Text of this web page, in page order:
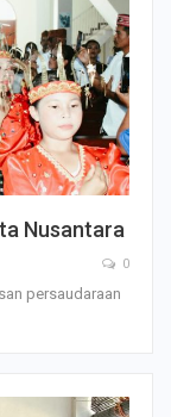
Nusantara
0
persaudaraan